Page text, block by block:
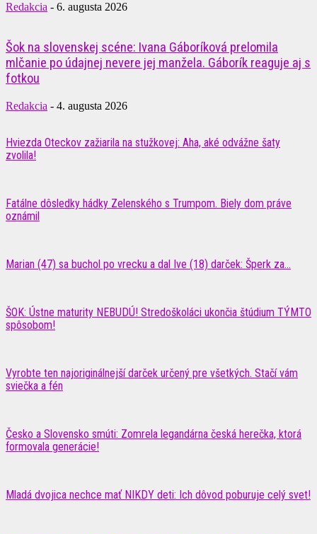
Redakcia - 6. augusta 2026
Šok na slovenskej scéne: Ivana Gáboríková prelomila
mlčanie po údajnej nevere jej manžela. Gáborík reaguje aj s
fotkou
Redakcia - 4. augusta 2026
Hviezda Oteckov zažiarila na stužkovej: Aha, aké odvážne šaty
zvolila!
Fatálne dôsledky hádky Zelenského s Trumpom. Biely dom práve
oznámil
Marian (47) sa buchol po vrecku a dal Ive (18) darček: Šperk za...
ŠOK: Ústne maturity NEBUDÚ! Stredoškoláci ukončia štúdium TÝMTO
spôsobom!
Vyrobte ten najoriginálnejší darček určený pre všetkých. Stačí vám
sviečka a fén
Česko a Slovensko smúti: Zomrela legandárna česká herečka, ktorá
formovala generácie!
Mladá dvojica nechce mať NIKDY deti: Ich dôvod poburuje celý svet!